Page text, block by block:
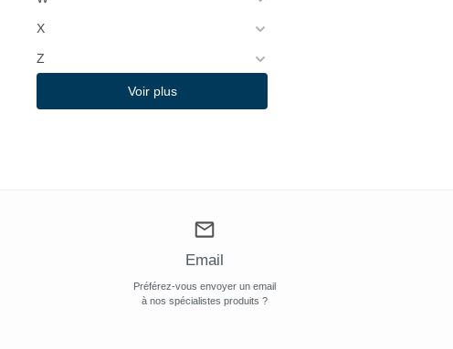
X
Z
Voir plus
Email
Préférez-vous envoyer un email
à nos spécialistes produits ?